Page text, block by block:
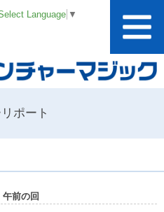
Language ▼
ポート
前の回